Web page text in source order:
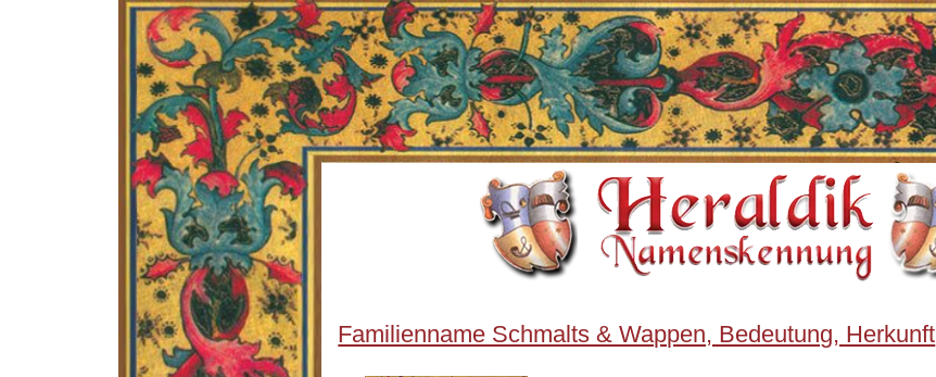
Familienname Schmalts & Wappen, Bedeutung, Herkunft